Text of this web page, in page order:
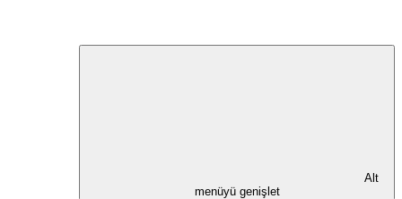
Alt
menüyü genişlet